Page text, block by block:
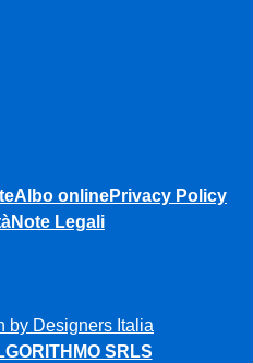
Albo onlinePrivacy Policy
Note Legali
by Designers Italia
SRLS